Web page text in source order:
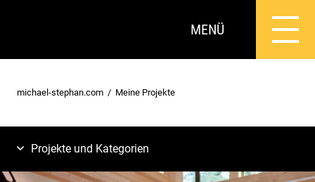
MENÜ
michael-stephan.com Meine Projekte
Projekte und Kategorien